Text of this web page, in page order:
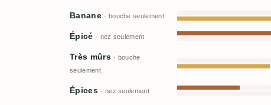
Banane · bouche seulement
Épicé · nez seulement
Très mûrs · bouche
seulement
Épices · nez seulement